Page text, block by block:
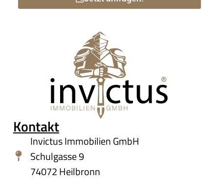
Kontakt
Invictus Immobilien GmbH
Schulgasse 9
74072 Heilbronn